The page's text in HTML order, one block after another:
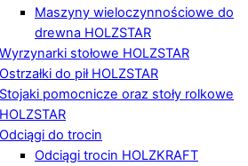
Maszyny wieloczynnościowe do
drewna HOLZSTAR
Wyrzynarki stołowe HOLZSTAR
Ostrzałki do pił HOLZSTAR
Stojaki pomocnicze oraz stoły rolkowe
HOLZSTAR
Odciągi do trocin
Odciągi trocin HOLZKRAFT